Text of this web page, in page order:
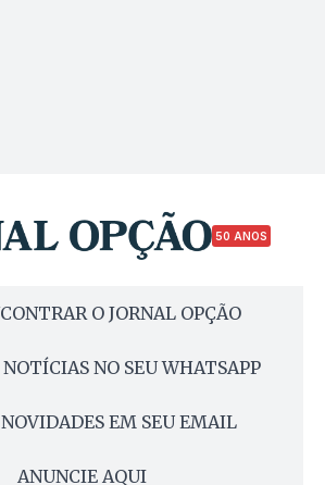
50 ANOS
O JORNAL OPÇÃO
NOTÍCIAS NO SEU WHATSAPP
EM SEU EMAIL
ANUNCIE AQUI